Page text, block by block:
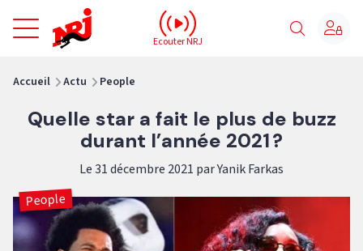
NRJ - Accueil
Ecouter NRJ
Accueil Actu People
Quelle star a fait le plus de buzz
durant l’année 2021 ?
Le 31 décembre 2021 par Yanik Farkas
People